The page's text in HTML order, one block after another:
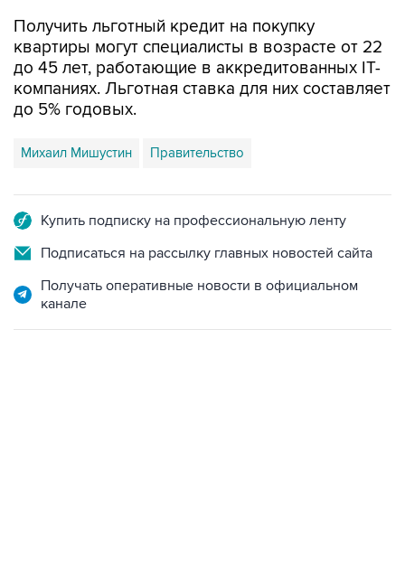
Получить льготный кредит на покупку
квартиры могут специалисты в возрасте от 22
до 45 лет, работающие в аккредитованных IT-
компаниях. Льготная ставка для них составляет
до 5% годовых.
Михаил Мишустин Правительство
Купить подписку на профессиональную ленту
Подписаться на рассылку главных новостей сайта
Получать оперативные новости в официальном
канале